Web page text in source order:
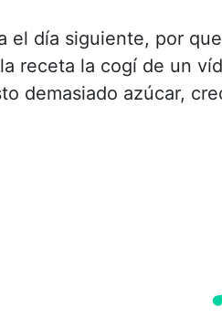
el día siguiente, por
receta la cogí de un
demasiado azúcar,